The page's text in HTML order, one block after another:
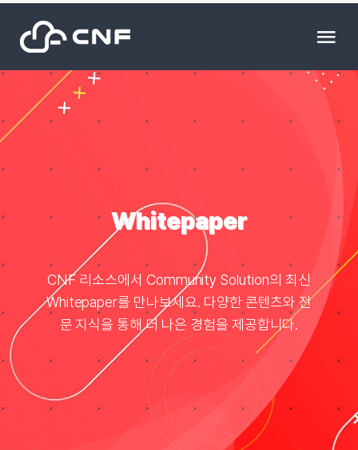
content
HOME
Resource
블로그
Taxonomies
Whitepaper
CNF 리소스에서 Community Solution의 최신
Whitepaper를 만나보세요. 다양한 콘텐츠와 전
문 지식을 통해 더 나은 경험을 제공합니다.